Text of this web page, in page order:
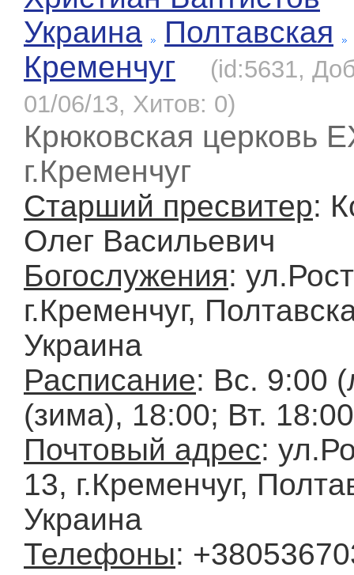
Украина
Полтавская
Кременчуг
(id:5631,
01/06/13, Хитов: 0)
Крюковская церковь
г.Кременчуг
Старший пресвитер:
Олег Васильевич
Богослужения:
г.Кременчуг,
Украина
Расписание: Вс. 9:00
(зима), 18:00; Вт.
Почтовый адрес:
13, г.Кременчуг,
Украина
Телефоны: